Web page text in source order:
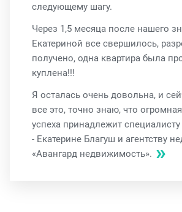
следующему шагу.
Через 1,5 месяца после нашего
Екатериной все свершилось,
получено, одна квартира была
куплена!!!
Я осталась очень довольна, и
все это, точно знаю, что
успеха принадлежит
- Екатерине Благуш и агентству
«Авангард недвижимость».